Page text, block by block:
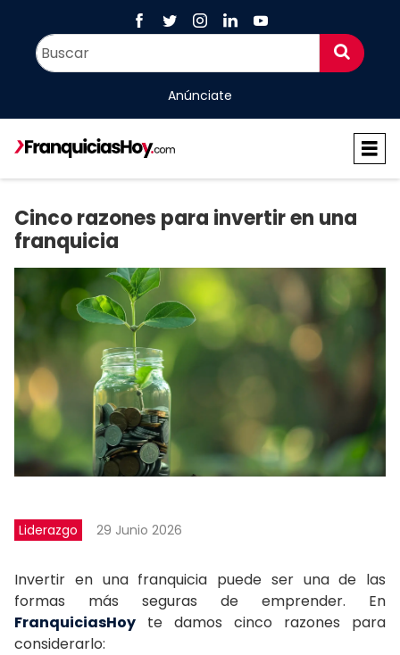
Anúnciate
Cinco razones para invertir en una
franquicia
Liderazgo 29 Junio 2026
Invertir en una franquicia puede ser una de las
formas más seguras de emprender. En
FranquiciasHoy te damos cinco razones para
considerarlo: